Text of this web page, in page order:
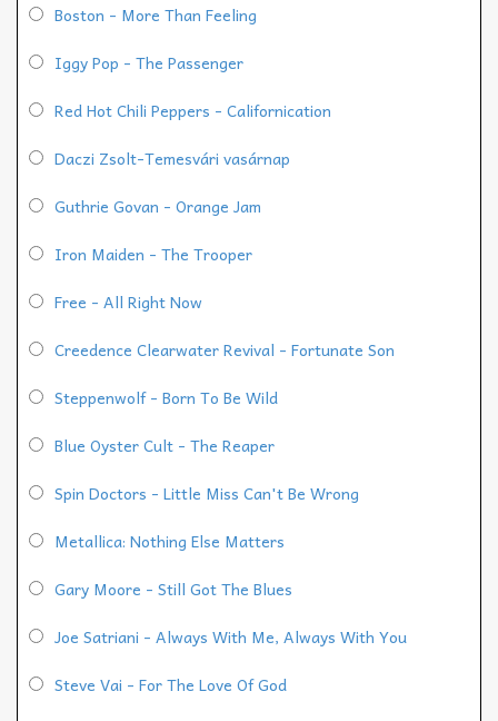
Boston - More Than Feeling
Iggy Pop - The Passenger
Red Hot Chili Peppers - Californication
Daczi Zsolt-Temesvári vasárnap
Guthrie Govan - Orange Jam
Iron Maiden - The Trooper
Free - All Right Now
Creedence Clearwater Revival - Fortunate Son
Steppenwolf - Born To Be Wild
Blue Oyster Cult - The Reaper
Spin Doctors - Little Miss Can't Be Wrong
Metallica: Nothing Else Matters
Gary Moore - Still Got The Blues
Joe Satriani - Always With Me, Always With You
Steve Vai - For The Love Of God